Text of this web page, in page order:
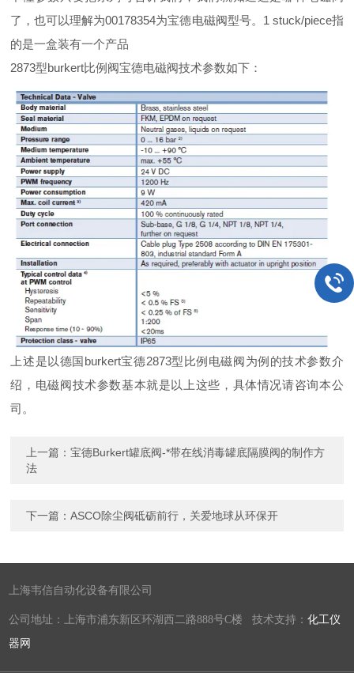
了，也可以理解为00178354为宝德电磁阀型号。1 stuck/piece指
的是一盒装有一个产品
2873型burkert比例阀宝德电磁阀技术参数如下：
上述是以德国burkert宝德2873型比例电磁阀为例的技术参数介
绍，电磁阀技术参数基本就是以上这些，具体情况请咨询本公
司。
上一篇：宝德Burkert罐底阀-*带在线消毒罐底隔膜阀的制作方
法
下一篇：ASCO除尘阀砥砺前行，关爱地球从环保开
上海韦信自动化设备有限公司
公司地址：上海市浦东新区环湖西二路888号C楼 技术支持：化工仪
器网